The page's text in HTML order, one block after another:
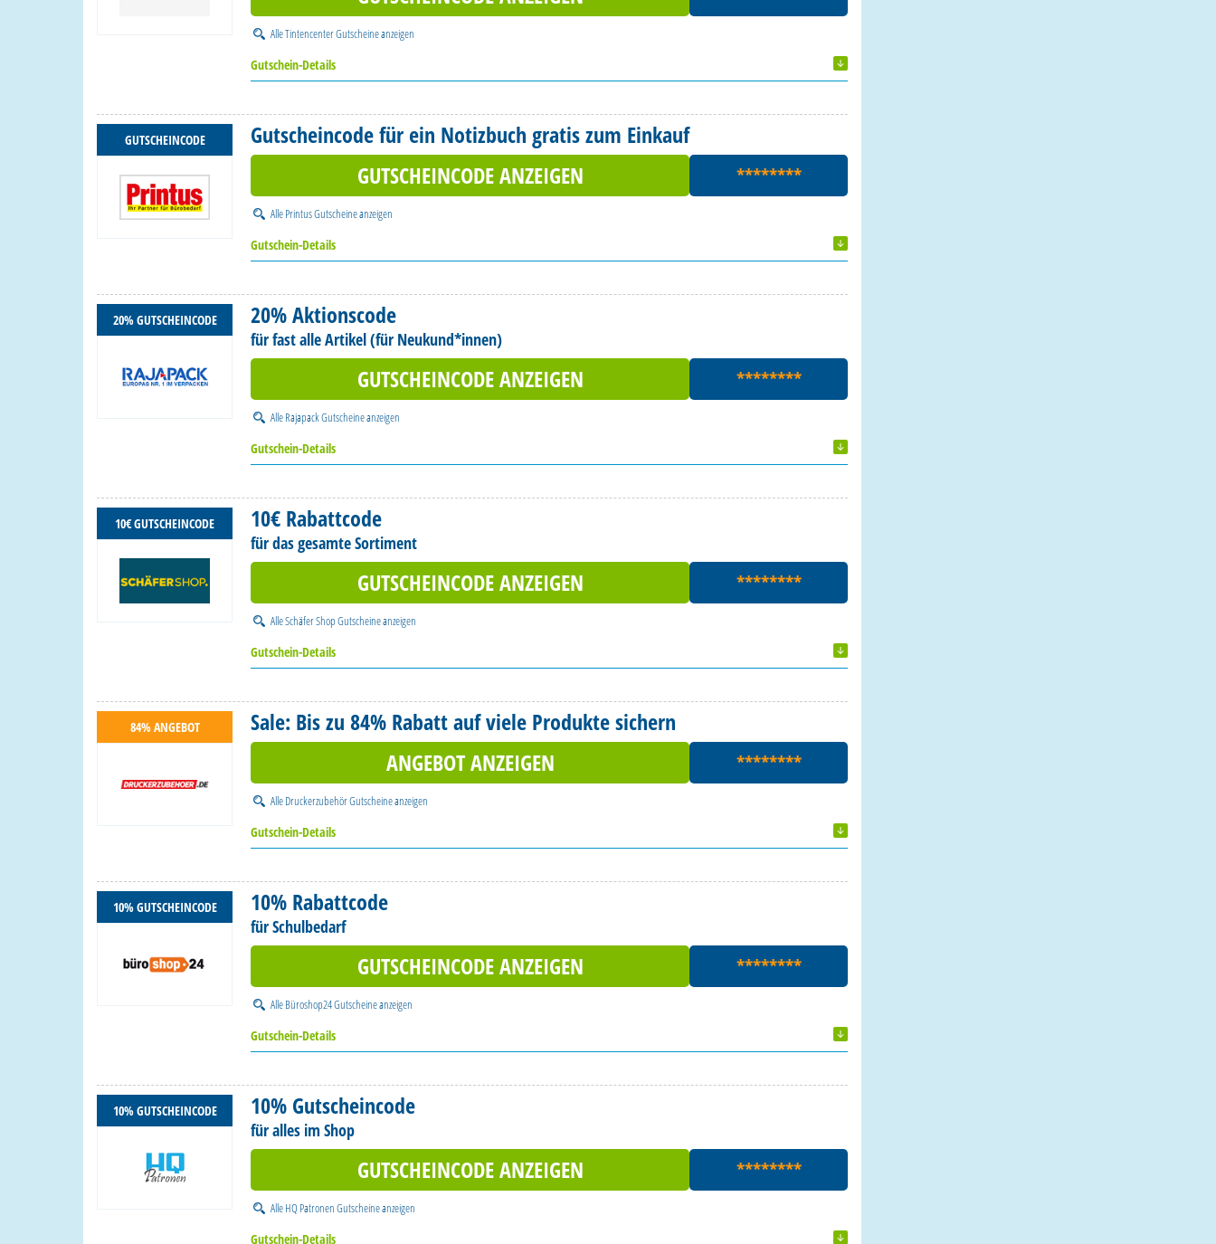
AlleTintencenter Gutscheineanzeigen
Gutschein-Details
GUTSCHEINCODE
Gutscheincode für ein Notizbuch gratis zum Einkauf
GUTSCHEINCODE ANZEIGEN
********
AllePrintus Gutscheineanzeigen
Gutschein-Details
20% GUTSCHEINCODE 20% Aktionscode
für fast alle Artikel (für Neukund*innen)
GUTSCHEINCODE ANZEIGEN ********
AlleRajapack Gutscheineanzeigen
Gutschein-Details
10€ GUTSCHEINCODE 10€ Rabattcode
für das gesamte Sortiment
GUTSCHEINCODE ANZEIGEN ********
AlleSchäfer Shop Gutscheineanzeigen
Gutschein-Details
84% ANGEBOT
Sale: Bis zu 84% Rabatt auf viele Produkte sichern
ANGEBOT ANZEIGEN
********
AlleDruckerzubehör Gutscheineanzeigen
Gutschein-Details
10% GUTSCHEINCODE 10% Rabattcode
für Schulbedarf
GUTSCHEINCODE ANZEIGEN ********
AlleBüroshop24 Gutscheineanzeigen
Gutschein-Details
10% GUTSCHEINCODE 10% Gutscheincode
für alles im Shop
GUTSCHEINCODE ANZEIGEN ********
AlleHQ Patronen Gutscheineanzeigen
Gutschein-Details